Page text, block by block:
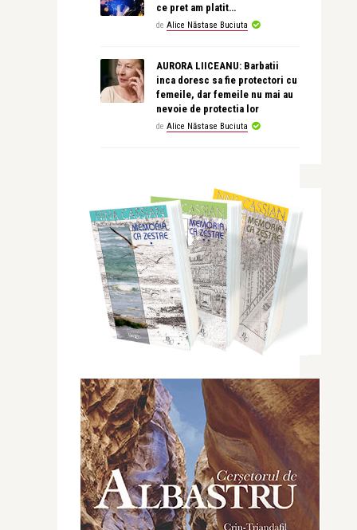
ce pret am platit…
de Alice Năstase Buciuta
AURORA LIICEANU: Barbatii
inca doresc sa fie protectori cu
femeile, dar femeile nu mai au
nevoie de protectia lor
de Alice Năstase Buciuta